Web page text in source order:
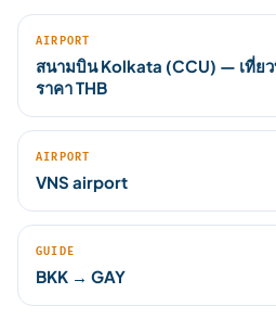
AIRPORT
สนามบิน Kolkata (CCU) — เที่ย
ราคา THB
AIRPORT
VNS airport
GUIDE
BKK → GAY